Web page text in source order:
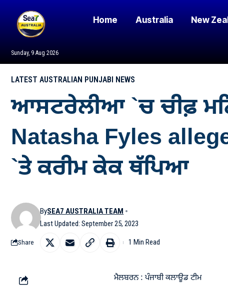
Sunday, 9 Aug 2026
Home Australia New
LATEST AUSTRALIAN PUNJABI NEWS
ਆਸਟਰੇਲੀਆ `ਚ ਚੀਫ਼
Natasha Fyles
`ਤੇ ਕਰੀਮ ਕੇਕ ਥੱਪਿਆ
Last Updated: September 25, 2023
BySEA7 AUSTRALIA TEAM
Share 1 Min Read
ਮੈਲਬਰਨ : ਪੰਜਾਬੀ ਕਲਾਊਡ ਟੀਮ